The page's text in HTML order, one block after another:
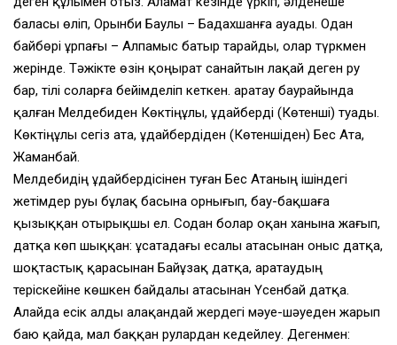
баласы өліп, Орынби Баулы – Бадахшанға ауады. Одан
байбөрі ұрпағы – Алпамыс батыр тарайды, олар түркмен
жерінде. Тәжікте өзін қоңырат санайтын лақай деген ру
бар, тілі соларға бейімделіп кеткен. Қаратау баурайында
қалған Мелдебиден Көктіңұлы, Құдайберді (Көтенші) туады.
Көктіңұлы сегіз ата, Құдайбердіден (Көтеншіден) Бес Ата,
Жаманбай.
Мелдебидің Құдайбердісінен туған Бес Атаның ішіндегі
жетімдер руы бұлақ басына орнығып, бау-бақшаға
қызыққан отырықшы ел. Содан болар Қоқан ханына жағып,
датқа көп шыққан: Құсатадағы есалы атасынан Қоныс датқа,
шоқтастық қарасынан Байұзақ датқа, Қаратаудың
теріскейіне көшкен байдалы атасынан Үсенбай датқа.
Алайда есік алды алақандай жердегі мәуе-шәуеден жарып
баю қайда, мал баққан рулардан кедейлеу. Дегенмен: